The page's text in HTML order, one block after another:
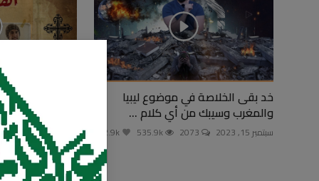
خد بقى الخلاصة في موضوع ليبيا
والمغرب وسيبك من أي كلام ...
سبتمبر 15, 2023
1370